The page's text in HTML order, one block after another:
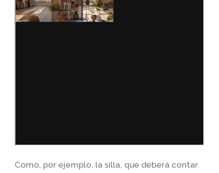
Como, por ejemplo, la silla, que deberá contar